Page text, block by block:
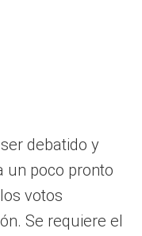
debatido y
un poco pronto
votos
Se requiere el